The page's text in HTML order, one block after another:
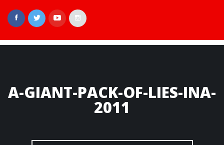
A-GIANT-PACK-OF-LIES-INA-
2011